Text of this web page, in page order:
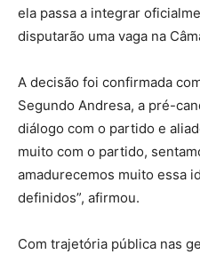
ela passa a integrar
disputarão uma vaga na
A decisão foi confirmada
Segundo Andresa, a pré-
diálogo com o partido e
muito com o partido,
amadurecemos muito essa
definidos”, afirmou.
Com trajetória pública nas